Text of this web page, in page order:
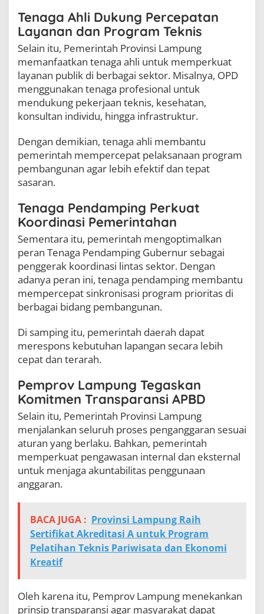
Tenaga Ahli Dukung Percepatan
Layanan dan Program Teknis
Selain itu, Pemerintah Provinsi Lampung
memanfaatkan tenaga ahli untuk memperkuat
layanan publik di berbagai sektor. Misalnya, OPD
menggunakan tenaga profesional untuk
mendukung pekerjaan teknis, kesehatan,
konsultan individu, hingga infrastruktur.
Dengan demikian, tenaga ahli membantu
pemerintah mempercepat pelaksanaan program
pembangunan agar lebih efektif dan tepat
sasaran.
Tenaga Pendamping Perkuat
Koordinasi Pemerintahan
Sementara itu, pemerintah mengoptimalkan
peran Tenaga Pendamping Gubernur sebagai
penggerak koordinasi lintas sektor. Dengan
adanya peran ini, tenaga pendamping membantu
mempercepat sinkronisasi program prioritas di
berbagai bidang pembangunan.
Di samping itu, pemerintah daerah dapat
merespons kebutuhan lapangan secara lebih
cepat dan terarah.
Pemprov Lampung Tegaskan
Komitmen Transparansi APBD
Selain itu, Pemerintah Provinsi Lampung
menjalankan seluruh proses penganggaran sesuai
aturan yang berlaku. Bahkan, pemerintah
memperkuat pengawasan internal dan eksternal
untuk menjaga akuntabilitas penggunaan
anggaran.
BACA JUGA : Provinsi Lampung Raih
Sertifikat Akreditasi A untuk Program
Pelatihan Teknis Pariwisata dan Ekonomi
Kreatif
Oleh karena itu, Pemprov Lampung menekankan
prinsip transparansi agar masyarakat dapat